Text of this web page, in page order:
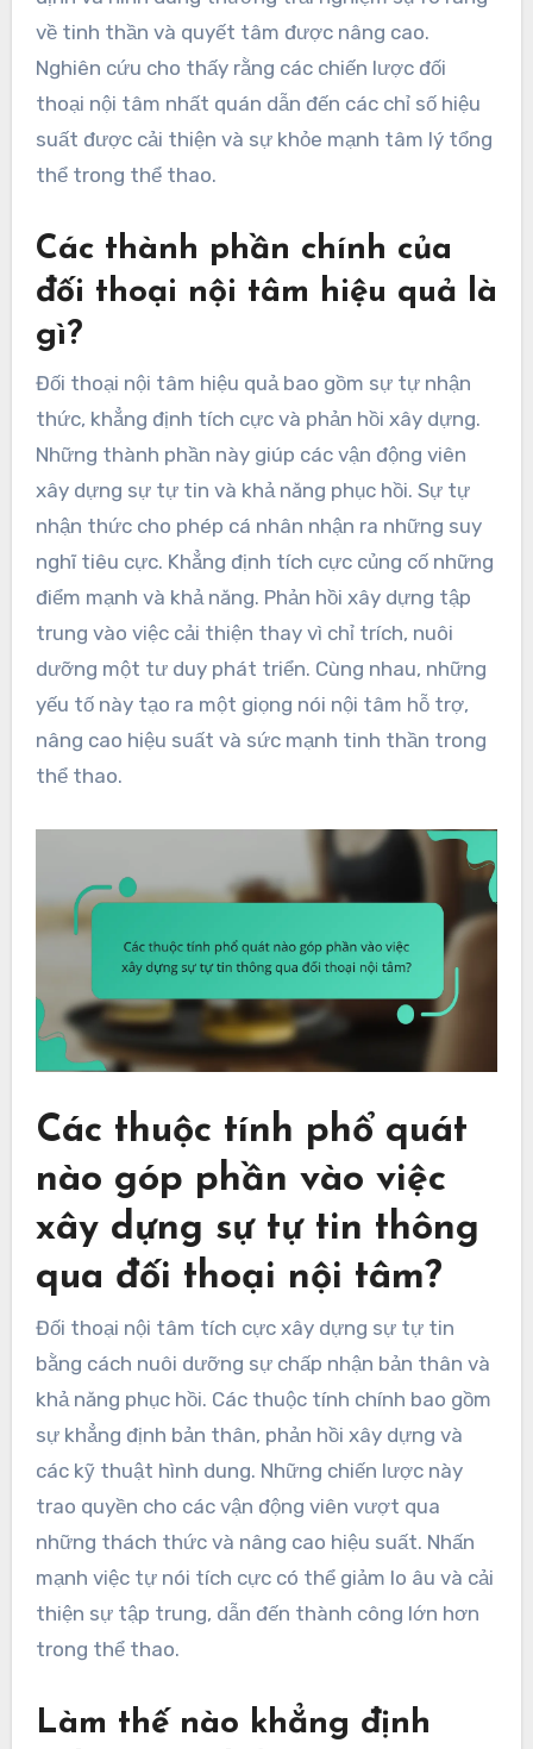
về tinh thần và quyết tâm được nâng cao.
Nghiên cứu cho thấy rằng các chiến lược đối
thoại nội tâm nhất quán dẫn đến các chỉ số hiệu
suất được cải thiện và sự khỏe mạnh tâm lý tổng
thể trong thể thao.
Các thành phần chính của
đối thoại nội tâm hiệu quả là
gì?
Đối thoại nội tâm hiệu quả bao gồm sự tự nhận
thức, khẳng định tích cực và phản hồi xây dựng.
Những thành phần này giúp các vận động viên
xây dựng sự tự tin và khả năng phục hồi. Sự tự
nhận thức cho phép cá nhân nhận ra những suy
nghĩ tiêu cực. Khẳng định tích cực củng cố những
điểm mạnh và khả năng. Phản hồi xây dựng tập
trung vào việc cải thiện thay vì chỉ trích, nuôi
dưỡng một tư duy phát triển. Cùng nhau, những
yếu tố này tạo ra một giọng nói nội tâm hỗ trợ,
nâng cao hiệu suất và sức mạnh tinh thần trong
thể thao.
Các thuộc tính phổ quát
nào góp phần vào việc
xây dựng sự tự tin thông
qua đối thoại nội tâm?
Đối thoại nội tâm tích cực xây dựng sự tự tin
bằng cách nuôi dưỡng sự chấp nhận bản thân và
khả năng phục hồi. Các thuộc tính chính bao gồm
sự khẳng định bản thân, phản hồi xây dựng và
các kỹ thuật hình dung. Những chiến lược này
trao quyền cho các vận động viên vượt qua
những thách thức và nâng cao hiệu suất. Nhấn
mạnh việc tự nói tích cực có thể giảm lo âu và cải
thiện sự tập trung, dẫn đến thành công lớn hơn
trong thể thao.
Làm thế nào khẳng định